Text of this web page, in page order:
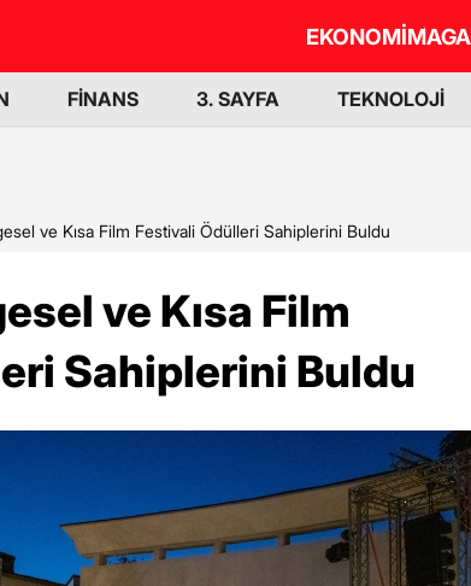
EKONOMİ
FİNANS 3. SAYFA TEKNOLOJİ
ve Kısa Film Festivali Ödülleri Sahiplerini Buldu
ve Kısa Film
Sahiplerini Buldu